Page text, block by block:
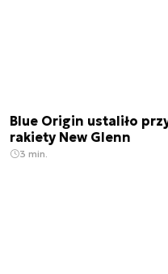
Blue Origin ustaliło
rakiety New Glenn
3 min.